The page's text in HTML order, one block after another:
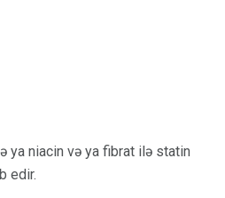
ya niacin və ya fibrat ilə statin
edir.